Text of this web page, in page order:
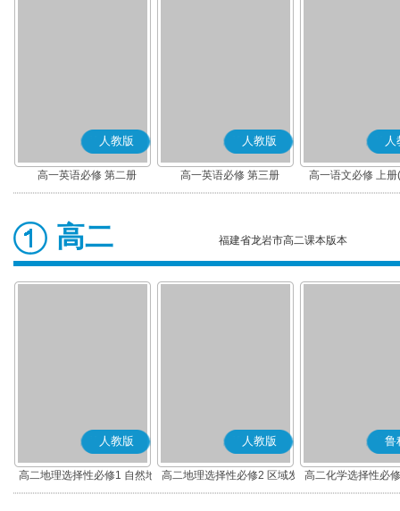
人教版
高一英语必修 第二册
人教版
高一英语必修 第三册
人
高一语文必修 上
高二 福建省龙岩市高二课本版本
人教版
高二地理选择性必修1 自然地
理基础
人教版
高二地理选择性必修2 区域发
展
鲁
高二化学选择性必
应原理